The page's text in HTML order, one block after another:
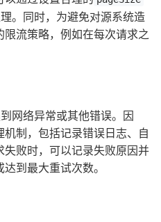
。同时，为避免对源系统造
流策略，例如在每次请求之
网络异常或其他错误。因
制，包括记录错误日志、自
败时，可以记录失败原因并
到最大重试次数。